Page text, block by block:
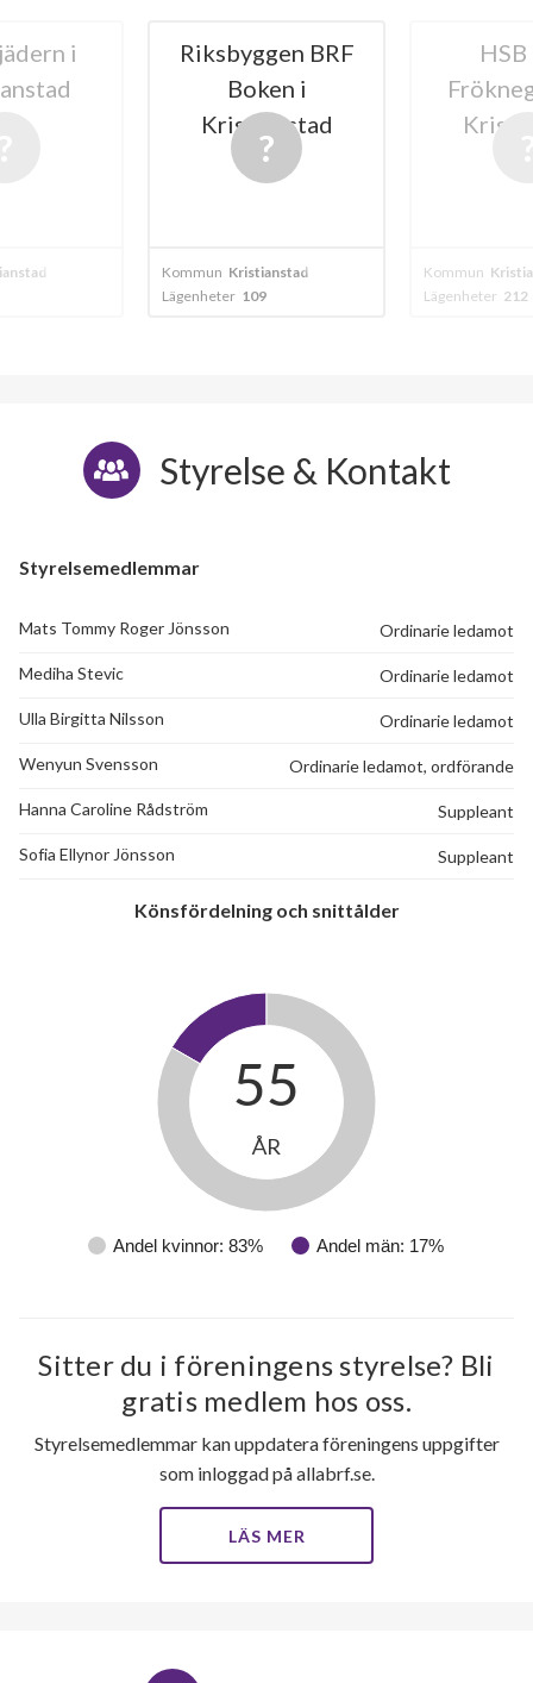
i
Riksbyggen BRF
Boken i
Kristianstad
Kommun Kristianstad
Lägenheter 109
HSB
Kommun Kristianstad
Lägenheter 212
Styrelse & Kontakt
Styrelsemedlemmar
Mats Tommy Roger Jönsson Ordinarie ledamot
Mediha Stevic Ordinarie ledamot
Ulla Birgitta Nilsson Ordinarie ledamot
Wenyun Svensson Ordinarie ledamot, ordförande
Hanna Caroline Rådström Suppleant
Sofia Ellynor Jönsson Suppleant
Könsfördelning och snittålder
Andel kvinnor: 83% Andel män: 17%
55
ÅR
Sitter du i föreningens styrelse? Bli
gratis medlem hos oss.
Styrelsemedlemmar kan uppdatera föreningens uppgifter
som inloggad på allabrf.se.
LÄS MER